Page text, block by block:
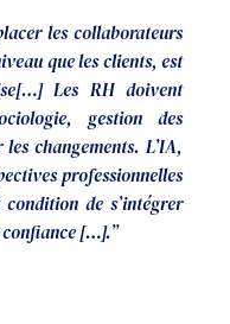
les collaborateurs
que les clients, est
Les RH doivent
gestion des
changements. L’IA,
professionnelles
de s’intégrer
confiance […].”